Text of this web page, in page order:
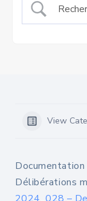
View
Documentation
Délibérations